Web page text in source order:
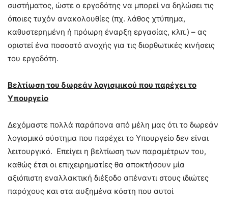
συστήματος, ώστε ο εργοδότης να μπορεί να δηλώσει τις
όποιες τυχόν ανακολουθίες (πχ. λάθος χτύπημα,
καθυστερημένη ή πρόωρη έναρξη εργασίας, κλπ.) – ας
οριστεί ένα ποσοστό ανοχής για τις διορθωτικές κινήσεις
του εργοδότη.
Βελτίωση του δωρεάν λογισμικού που παρέχει το
Υπουργείο
Δεχόμαστε πολλά παράπονα από μέλη μας ότι το δωρεάν
λογισμικό σύστημα που παρέχει το Υπουργείο δεν είναι
λειτουργικό. Επείγει η βελτίωση των παραμέτρων του,
καθώς έτσι οι επιχειρηματίες θα αποκτήσουν μία
αξιόπιστη εναλλακτική διέξοδο απέναντι στους ιδιώτες
παρόχους και στα αυξημένα κόστη που αυτοί